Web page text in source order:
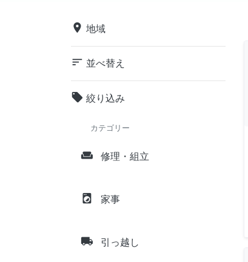
place 地域
sort 並べ替え
local_offer 絞り込み
カテゴリー
weekend 修理・組立
local_laundry_service 家事
local_shipping 引っ越し